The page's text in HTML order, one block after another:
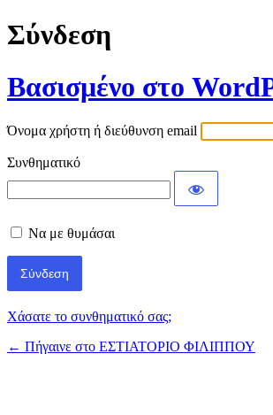
Σύνδεση
Βασισμένο στο
Όνομα χρήστη ή διεύθυνση email
Συνθηματικό
Να με θυμάσαι
Χάσατε το συνθηματικό σας;
← Πήγαινε στο ΕΣΤΙΑΤΟΡΙΟ ΦΙΛΙΠΠΟΥ